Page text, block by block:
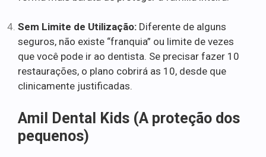
Sem Limite de Utilização: Diferente de alguns
seguros, não existe “franquia” ou limite de vezes
que você pode ir ao dentista. Se precisar fazer 10
restaurações, o plano cobrirá as 10, desde que
clinicamente justificadas.
Amil Dental Kids (A proteção dos
pequenos)